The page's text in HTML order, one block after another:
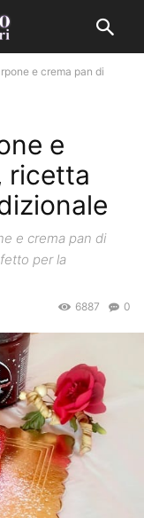
e crema pan di
e
ricetta
e crema pan di
per la
0
6887